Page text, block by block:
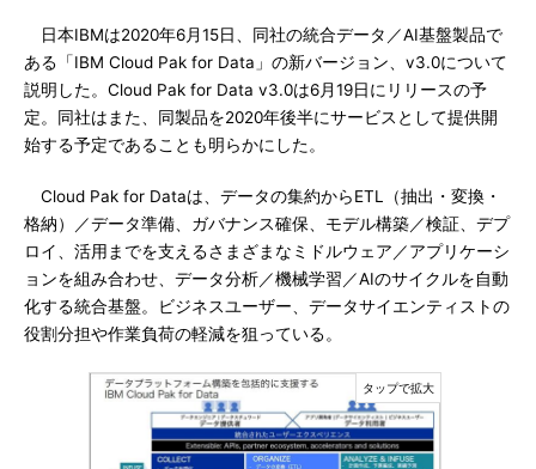
日本IBMは2020年6月15日、同社の統合データ／AI基盤製品で
ある「IBM Cloud Pak for Data」の新バージョン、v3.0について
説明した。Cloud Pak for Data v3.0は6月19日にリリースの予
定。同社はまた、同製品を2020年後半にサービスとして提供開
始する予定であることも明らかにした。
Cloud Pak for Dataは、データの集約からETL（抽出・変換・
格納）／データ準備、ガバナンス確保、モデル構築／検証、デプ
ロイ、活用までを支えるさまざまなミドルウェア／アプリケーシ
ョンを組み合わせ、データ分析／機械学習／AIのサイクルを自動
化する統合基盤。ビジネスユーザー、データサイエンティストの
役割分担や作業負荷の軽減を狙っている。